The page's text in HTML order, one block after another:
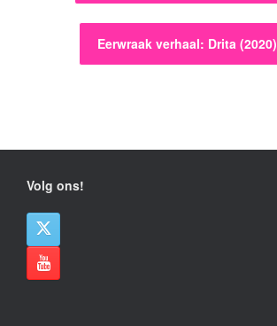
Eerwraak verhaal: Drita (2020)
Volg ons!